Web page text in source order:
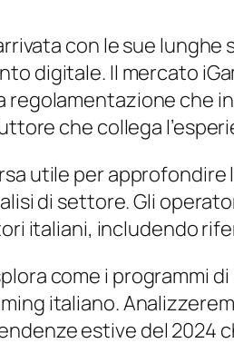
con le sue
digitale. Il mercato
regolamentazione che
che collega
utile per
di settore. Gli
italiani, includendo
come i programmi
italiano.
estive del 2024